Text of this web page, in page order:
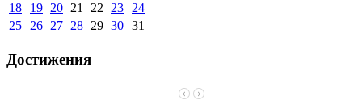
18
19 20 21 22 23 24
25 26 27 28 29 30 31
Достижения